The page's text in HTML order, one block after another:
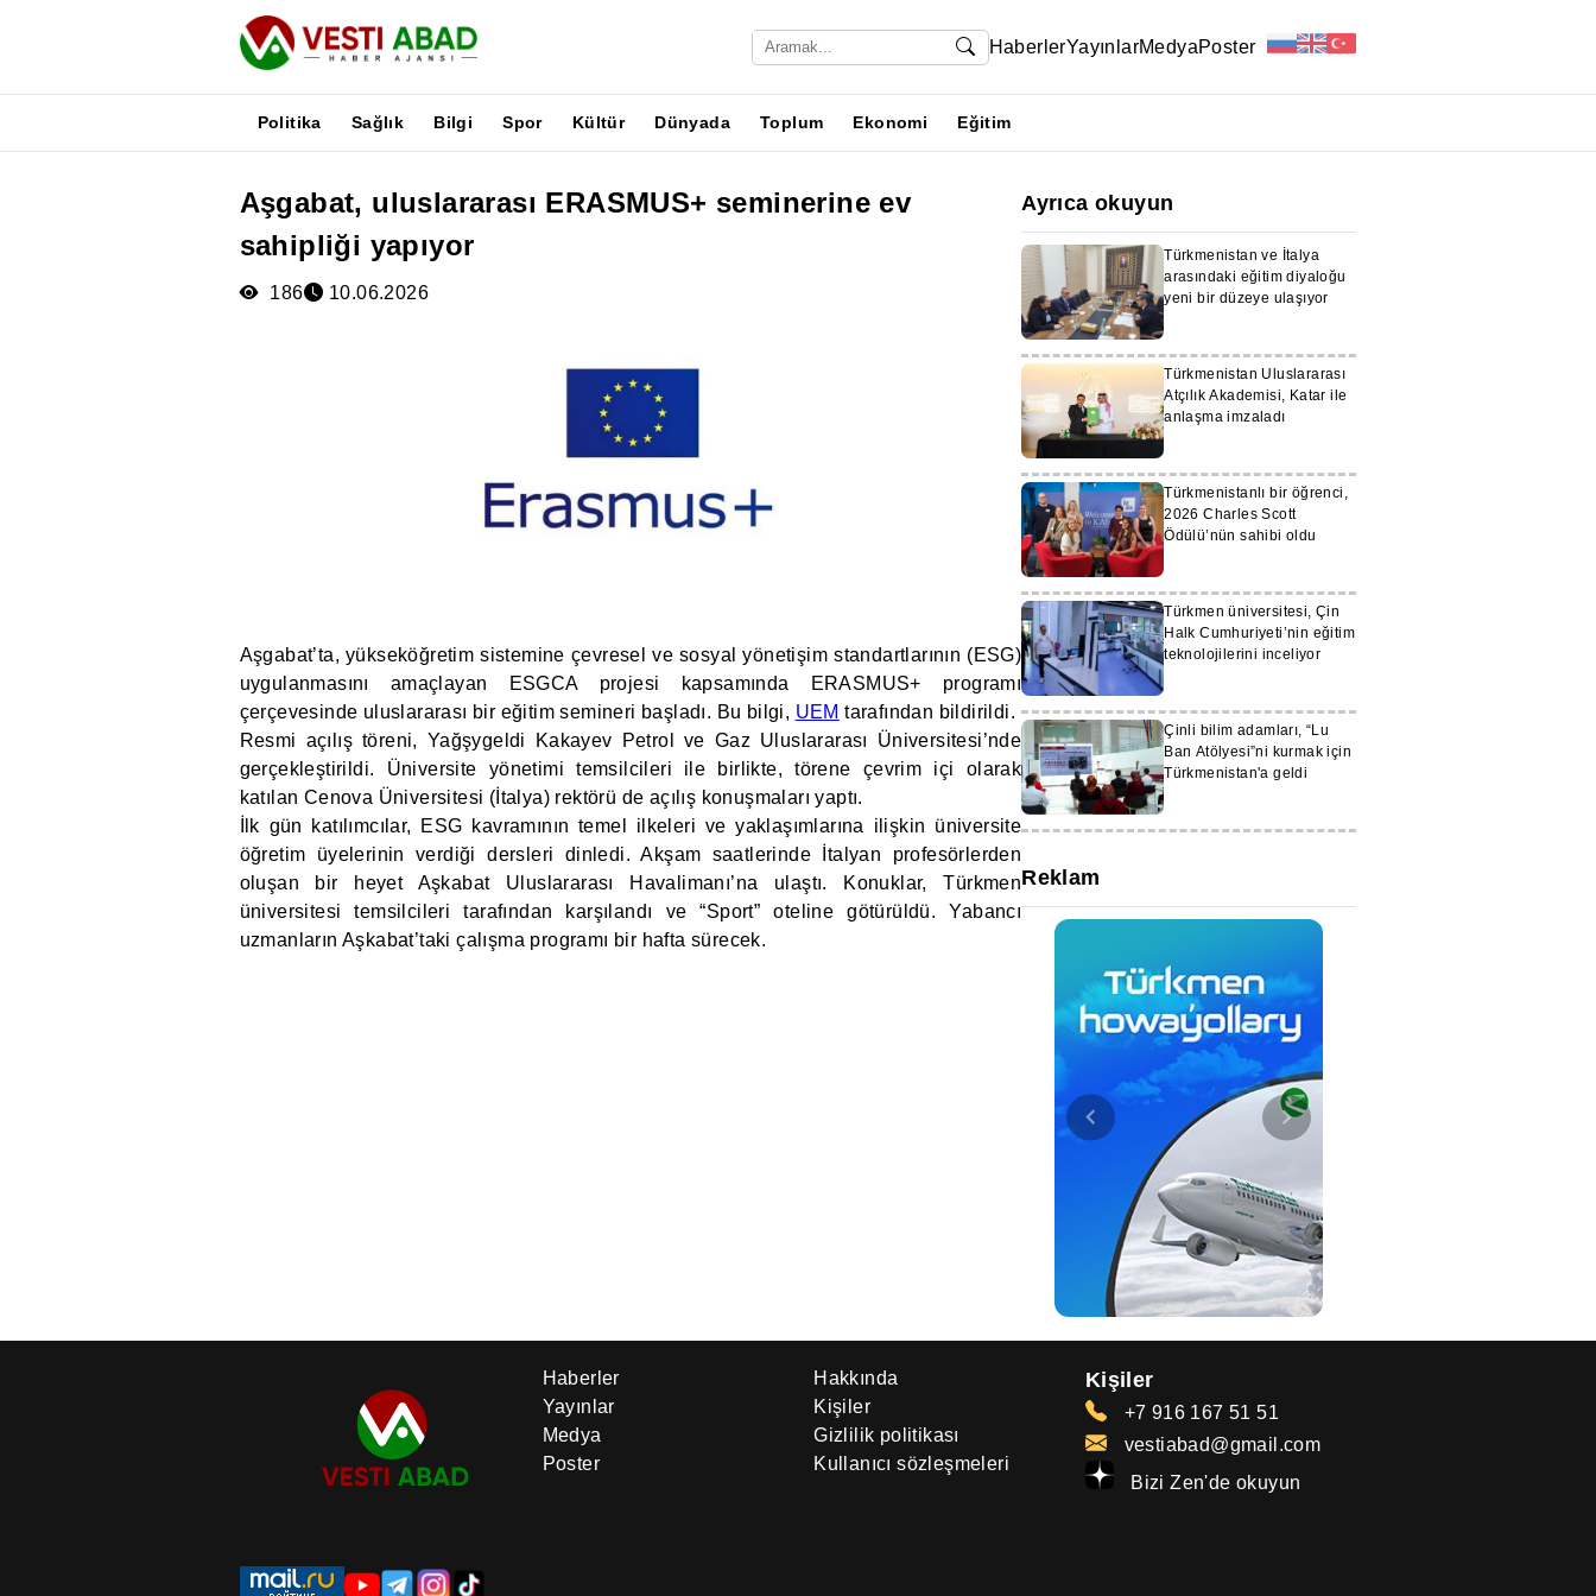
HaberlerYayınlarMedyaPoster
Politika Sağlık Bilgi Spor Kültür Dünyada Toplum Ekonomi Eğitim
Aşgabat, uluslararası ERASMUS+ seminerine ev
sahipliği yapıyor
186 10.06.2026
Aşgabat’ta, yükseköğretim sistemine çevresel ve sosyal yönetişim standartlarının (ESG)
uygulanmasını amaçlayan ESGCA projesi kapsamında ERASMUS+ programı
çerçevesinde uluslararası bir eğitim semineri başladı. Bu bilgi, UEM tarafından bildirildi.
Resmi açılış töreni, Yağşygeldi Kakayev Petrol ve Gaz Uluslararası Üniversitesi’nde
gerçekleştirildi. Üniversite yönetimi temsilcileri ile birlikte, törene çevrim içi olarak
katılan Cenova Üniversitesi (İtalya) rektörü de açılış konuşmaları yaptı.
İlk gün katılımcılar, ESG kavramının temel ilkeleri ve yaklaşımlarına ilişkin üniversite
öğretim üyelerinin verdiği dersleri dinledi. Akşam saatlerinde İtalyan profesörlerden
oluşan bir heyet Aşkabat Uluslararası Havalimanı’na ulaştı. Konuklar, Türkmen
üniversitesi temsilcileri tarafından karşılandı ve “Sport” oteline götürüldü. Yabancı
uzmanların Aşkabat’taki çalışma programı bir hafta sürecek.
Ayrıca okuyun
Türkmenistan ve İtalya
arasındaki eğitim diyaloğu
yeni bir düzeye ulaşıyor
Türkmenistan Uluslararası
Atçılık Akademisi, Katar ile
anlaşma imzaladı
Türkmenistanlı bir öğrenci,
2026 Charles Scott
Ödülü’nün sahibi oldu
Türkmen üniversitesi, Çin
Halk Cumhuriyeti’nin eğitim
teknolojilerini inceliyor
Çinli bilim adamları, “Lu
Ban Atölyesi”ni kurmak için
Türkmenistan'a geldi
Reklam
Haberler
Yayınlar
Medya
Poster
Hakkında
Kişiler
Gizlilik politikası
Kullanıcı sözleşmeleri
Kişiler
+7 916 167 51 51
vestiabad@gmail.com
Bizi Zen'de okuyun